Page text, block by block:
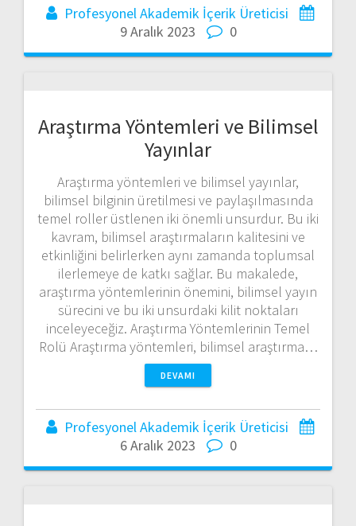
Profesyonel Akademik İçerik Üreticisi
9 Aralık 2023
0
Araştırma Yöntemleri ve Bilimsel
Yayınlar
Araştırma yöntemleri ve bilimsel yayınlar,
bilimsel bilginin üretilmesi ve paylaşılmasında
temel roller üstlenen iki önemli unsurdur. Bu iki
kavram, bilimsel araştırmaların kalitesini ve
etkinliğini belirlerken aynı zamanda toplumsal
ilerlemeye de katkı sağlar. Bu makalede,
araştırma yöntemlerinin önemini, bilimsel yayın
sürecini ve bu iki unsurdaki kilit noktaları
inceleyeceğiz. Araştırma Yöntemlerinin Temel
Rolü Araştırma yöntemleri, bilimsel araştırma…
DEVAMI
Profesyonel Akademik İçerik Üreticisi
6 Aralık 2023
0